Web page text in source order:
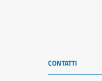
CONTATTI